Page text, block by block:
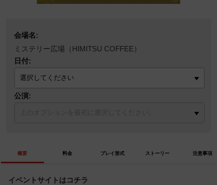
会場名:
ミステリー広場（HIMITSU COFFEE）
日付:
公演:
概要 料金 プレイ形式 ストーリー 注意事項
イベントサイトはコチラ